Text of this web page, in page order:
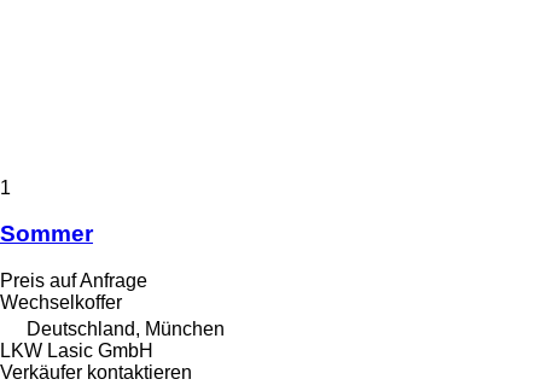
1
Sommer
Preis auf Anfrage
Wechselkoffer
Deutschland, München
LKW Lasic GmbH
Verkäufer kontaktieren